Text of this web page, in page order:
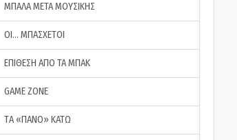
ΜΠΑΛΑ ΜΕΤΑ ΜΟΥΣΙΚΗΣ
ΟΙ… ΜΠΑΣΧΕΤΟΙ
ΕΠΙΘΕΣΗ ΑΠΟ ΤΑ ΜΠΑΚ
GAME ZONE
ΤA «ΠΑΝΟ» ΚΑΤΩ